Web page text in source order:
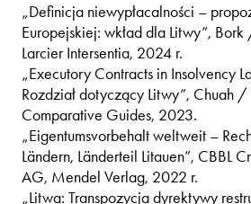
„Definicja niewypłacalności –
Europejskiej: wkład dla Litwy”,
Larcier Intersentia, 2024 r.
„Executory Contracts in Insolvency
Rozdział dotyczący Litwy”, Chuah
Comparative Guides, 2023.
„Eigentumsvorbehalt weltweit –
Ländern, Länderteil Litauen”, CBBL
AG, Mendel Verlag, 2022 r.
„Litwa: Transpozycja dyrektywy